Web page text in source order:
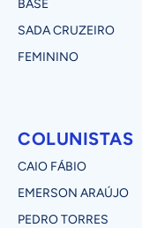
BASE
SADA CRUZEIRO
FEMININO
COLUNISTAS
CAIO FÁBIO
EMERSON ARAÚJO
PEDRO TORRES